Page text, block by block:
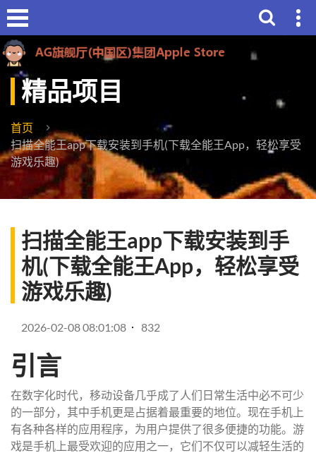
精品项目
首页
扫描全能王app下载安装到手机(下载全能王App，轻松享受
游戏乐趣)
扫描全能王app下载安装到手
机(下载全能王App，轻松享受
游戏乐趣)
2026-02-08 08:01:08 832
引言
在数字化时代，移动设备几乎成了人们日常生活中必不可少
的一部分，其中手机更是占据着最重要的地位。现在手机上
有各种各样的应用程序，为用户提供了很多便捷的功能。游
戏是手机上最受欢迎的应用之一，它们不仅可以减轻生活的